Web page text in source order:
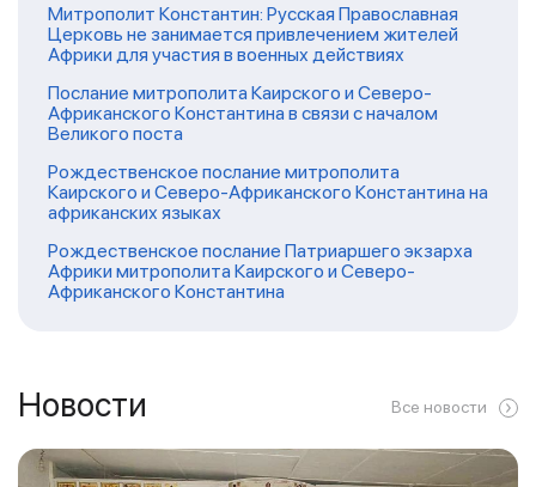
Митрополит Константин: Русская Православная
Церковь не занимается привлечением жителей
Африки для участия в военных действиях
Послание митрополита Каирского и Северо-
Африканского Константина в связи с началом
Великого поста
Рождественское послание митрополита
Каирского и Северо-Африканского Константина на
африканских языках
Рождественское послание Патриаршего экзарха
Африки митрополита Каирского и Северо-
Африканского Константина
Новости Все новости